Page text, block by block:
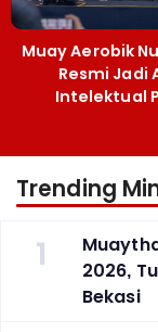
Muay Aerobik
Resmi Jadi
Intelektual
Trending
1
2026,
Bekasi